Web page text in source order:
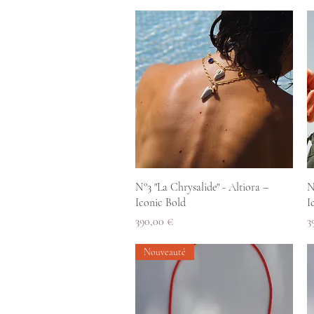
Aperçu rapide
N°3 "La Chrysalide" - Altiora –
Iconic Bold
Prix
390,00 €
Nouveauté